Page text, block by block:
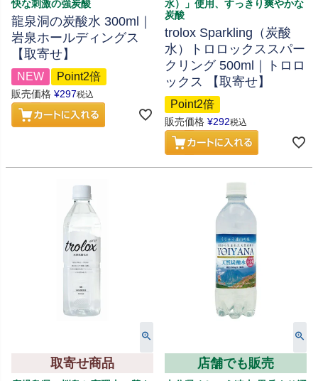
快な刺激の強炭酸
龍泉洞の炭酸水 300ml｜
岩泉ホールディングス
【取寄せ】
NEW Point2倍
販売価格 ¥297税込
水）」使用、すっきり爽やかな
炭酸
trolox Sparkling（炭酸
水）トロロックススパー
クリング 500ml｜トロロ
ックス 【取寄せ】
Point2倍
販売価格 ¥292税込
取寄せ商品 店舗でも販売